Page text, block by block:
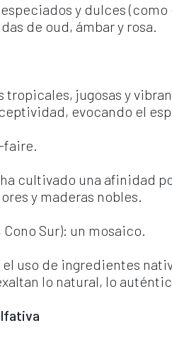
y dulces
de oud, ámbar y rosa.
tropicales, jugosas y
evocando el
faire.
cultivado una afinidad
y maderas nobles.
Sur): un mosaico.
uso de ingredientes
lo natural, lo